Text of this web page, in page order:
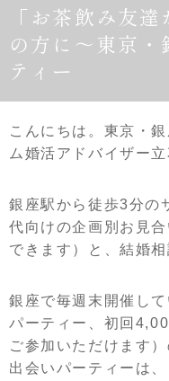
「お茶飲み友
の方に～東京
ティー
こんにちは。東京・
ム婚活アドバイザー立
銀座駅から徒歩3分の
代向けの企画別お見
できます）と、結婚
銀座で毎週末開催し
パーティー、初回
ご参加いただけます
出会いパーティーは、